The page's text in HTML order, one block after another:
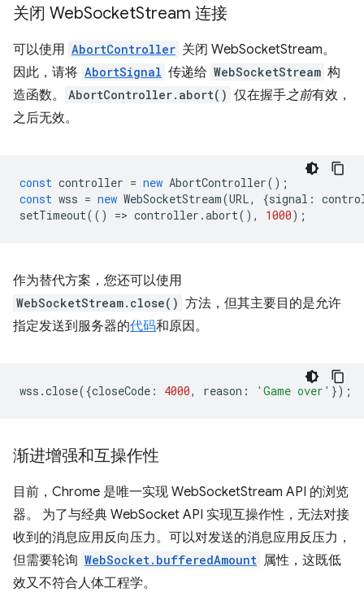
关闭 WebSocketStream 连接
可以使用 AbortController 关闭 WebSocketStream。
因此，请将 AbortSignal 传递给 WebSocketStream 构
造函数。
AbortController.abort() 仅在握手之前有效，
之后无效。
const controller = new AbortController();
const wss = new WebSocketStream(URL, {signal :
setTimeout(() => controller .abort(), 1000);
作为替代方案，您还可以使用
WebSocketStream.close() 方法，但其主要目的是允许
指定发送到服务器的代码和原因。
wss .close({closeCode : 4000, reason : 'Game over' });
渐进增强和互操作性
目前，Chrome 是唯一实现 WebSocketStream API 的浏览
器。 为了与经典 WebSocket API 实现互操作性，无法对接
收到的消息应用反向压力。可以对发送的消息应用反压力，
但需要轮询 WebSocket.bufferedAmount 属性，这既低
效又不符合人体工程学。